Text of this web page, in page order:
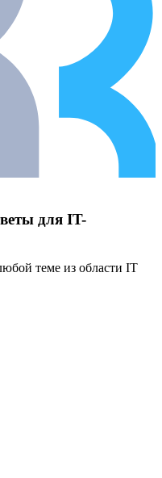
для IT-
теме из области IT